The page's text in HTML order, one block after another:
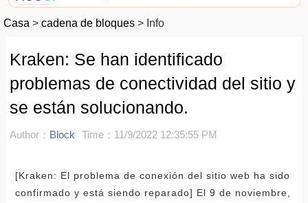
Casa > cadena de bloques > Info
Kraken: Se han identificado
problemas de conectividad del sitio y
se están solucionando.
Author： Block Time：11/9/2022 12:35:55 PM
[Kraken: El problema de conexión del sitio web ha sido
confirmado y está siendo reparado] El 9 de noviembre,